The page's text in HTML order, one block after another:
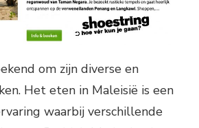
om zijn diverse en
Het eten in Maleisië is een
waarbij verschillende